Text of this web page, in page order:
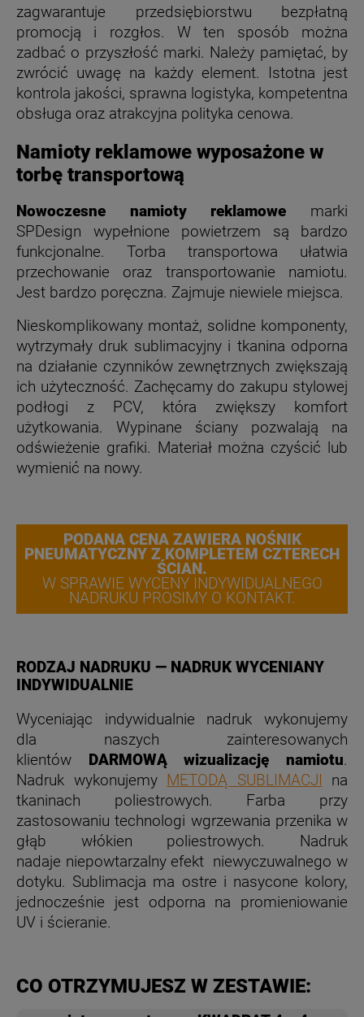
zagwarantuje przedsiębiorstwu bezpłatną
promocją i rozgłos. W ten sposób można
zadbać o przyszłość marki. Należy pamiętać, by
zwrócić uwagę na każdy element. Istotna jest
kontrola jakości, sprawna logistyka, kompetentna
obsługa oraz atrakcyjna polityka cenowa.
Namioty reklamowe wyposażone w
torbę transportową
Nowoczesne namioty reklamowe marki
SPDesign wypełnione powietrzem są bardzo
funkcjonalne. Torba transportowa ułatwia
przechowanie oraz transportowanie namiotu.
Jest bardzo poręczna. Zajmuje niewiele miejsca.
Nieskomplikowany montaż, solidne komponenty,
wytrzymały druk sublimacyjny i tkanina odporna
na działanie czynników zewnętrznych zwiększają
ich użyteczność. Zachęcamy do zakupu stylowej
podłogi z PCV, która zwiększy komfort
użytkowania. Wypinane ściany pozwalają na
odświeżenie grafiki. Materiał można czyścić lub
wymienić na nowy.
PODANA CENA ZAWIERA NOŚNIK
PNEUMATYCZNY Z KOMPLETEM CZTERECH
ŚCIAN.
W SPRAWIE WYCENY INDYWIDUALNEGO
NADRUKU PROSIMY O KONTAKT.
RODZAJ NADRUKU — NADRUK WYCENIANY
INDYWIDUALNIE
Wyceniając indywidualnie nadruk wykonujemy
dla naszych zainteresowanych
klientów
DARMOWĄ wizualizację namiotu.
Nadruk wykonujemy METODĄ SUBLIMACJI
na
tkaninach poliestrowych. Farba przy
zastosowaniu technologi wgrzewania przenika w
głąb włókien poliestrowych. Nadruk
nadaje niepowtarzalny efekt niewyczuwalnego w
dotyku. Sublimacja ma ostre i nasycone kolory,
jednocześnie jest odporna na promieniowanie
UV i ścieranie.
CO OTRZYMUJESZ W ZESTAWIE: